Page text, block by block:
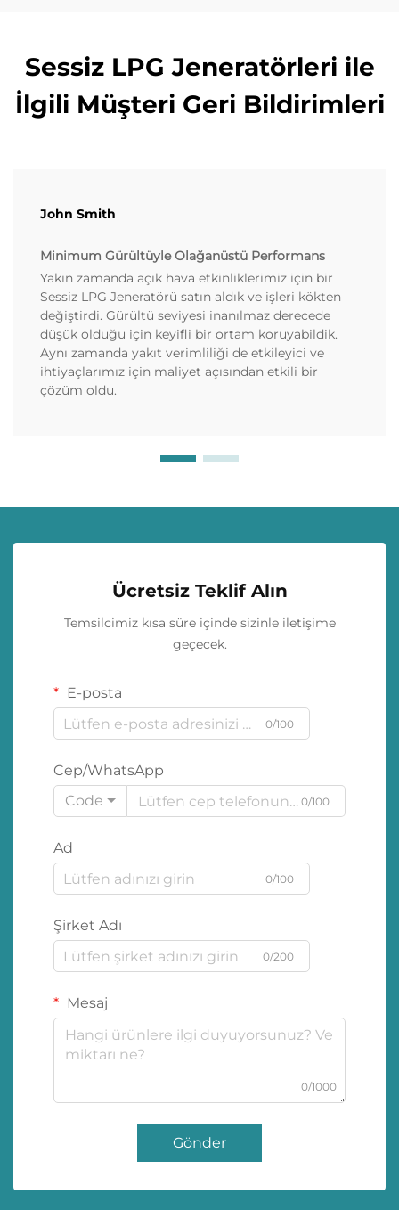
Sessiz LPG Jeneratörleri ile
İlgili Müşteri Geri Bildirimleri
John Smith
Minimum Gürültüyle Olağanüstü Performans
Yakın zamanda açık hava etkinliklerimiz için bir
Sessiz LPG Jeneratörü satın aldık ve işleri kökten
değiştirdi. Gürültü seviyesi inanılmaz derecede
düşük olduğu için keyifli bir ortam koruyabildik.
Aynı zamanda yakıt verimliliği de etkileyici ve
ihtiyaçlarımız için maliyet açısından etkili bir
çözüm oldu.
Ücretsiz Teklif Alın
Temsilcimiz kısa süre içinde sizinle iletişime
geçecek.
E-posta
0/100
Cep/WhatsApp
Code
0/100
Ad
0/100
Şirket Adı
0/200
Mesaj
0/1000
Gönder